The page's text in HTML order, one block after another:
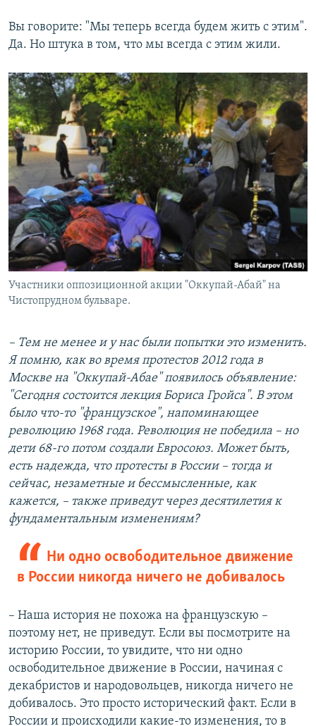
Вы говорите: "Мы теперь всегда будем жить с этим".
Да. Но штука в том, что мы всегда с этим жили.
Участники оппозиционной акции "Оккупай-Абай" на
Чистопрудном бульваре.
– Тем не менее и у нас были попытки это изменить.
Я помню, как во время протестов 2012 года в
Москве на "Оккупай-Абае" появилось объявление:
"Сегодня состоится лекция Бориса Гройса". В этом
было что-то "французское", напоминающее
революцию 1968 года. Революция не победила – но
дети 68-го потом создали Евросоюз. Может быть,
есть надежда, что протесты в России – тогда и
сейчас, незаметные и бессмысленные, как
кажется, – также приведут через десятилетия к
фундаментальным изменениям?
Ни одно освободительное движение
в России никогда ничего не добивалось
– Наша история не похожа на французскую –
поэтому нет, не приведут. Если вы посмотрите на
историю России, то увидите, что ни одно
освободительное движение в России, начиная с
декабристов и народовольцев, никогда ничего не
добивалось. Это просто исторический факт. Если в
России и происходили какие-то изменения, то в